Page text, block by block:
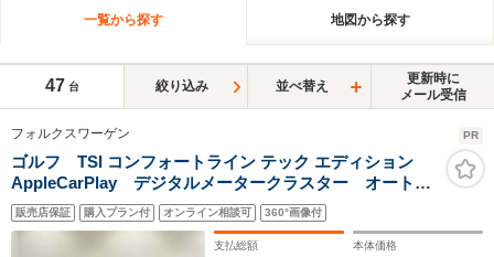
一覧から探す 地図から探す
47 台 絞り込み 並べ替え
更新時に
メール受信
フォルクスワーゲン PR
ゴルフ TSI コンフォートライン テック エディション
AppleCarPlay デジタルメータークラスター オートハ
イトコントロール機能付LEDヘッドライト Bluetooth/フ
ルセグTV/CD/DVD アダプティブクルーズコントロー
ル レーンキープアシストシステム スタッドレスセッ
販売店保証 購入プラン付 オンライン相談可 360°画像付
支払総額 本体価格